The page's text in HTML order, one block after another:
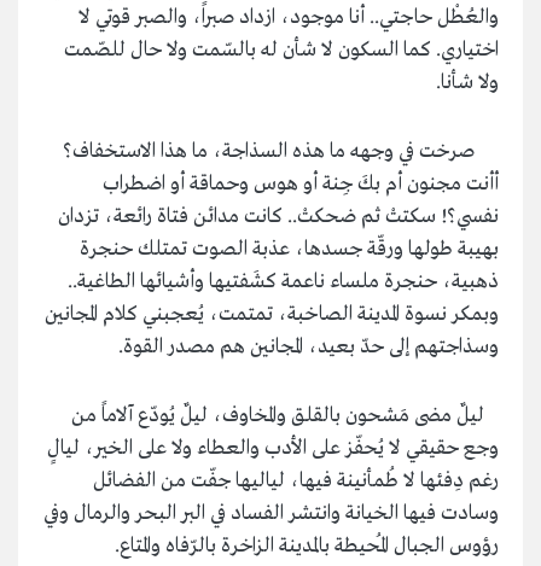
والعُطْل حاجتي.. أنا موجود، ازداد صبراً، والصبر قوتي لا
اختياري. كما السكون لا شأن له بالسّمت ولا حال للصّمت
ولا شأنا.
صرخت في وجهه ما هذه السذاجة، ما هذا الاستخفاف؟
أأنت مجنون أم بكَ جِنة أو هوس وحماقة أو اضطراب
نفسي؟! سكتتْ ثم ضحكتْ.. كانت مدائن فتاة رائعة، تزدان
بهيبة طولها ورقّة جسدها، عذبة الصوت تمتلك حنجرة
ذهبية، حنجرة ملساء ناعمة كشَفتيها وأشيائها الطاغية..
وبمكر نسوة المدينة الصاخبة، تمتمت، يُعجبني كلام المجانين
وسذاجتهم إلى حدّ بعيد، المجانين هم مصدر القوة.
ليلٌ مضى مَشحون بالقلق والمخاوف، ليلٌ يُودّع آلاماً من
وجع حقيقي لا يُحفّز على الأدب والعطاء ولا على الخير، ليالٍ
رغم دِفئها لا طُمأنينة فيها، لياليها جفّت من الفضائل
وسادت فيها الخيانة وانتشر الفساد في البر البحر والرمال وفي
رؤوس الجبال المُحيطة بالمدينة الزاخرة بالرّفاه والمتاع.